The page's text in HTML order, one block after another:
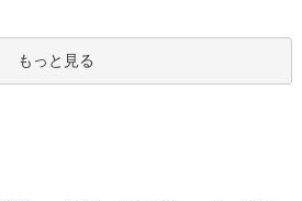
もっと見る